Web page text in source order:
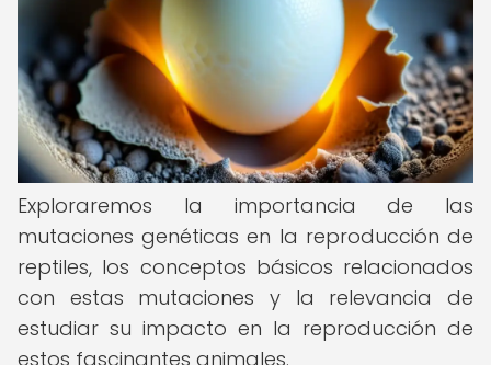
Exploraremos la importancia de las
mutaciones genéticas en la reproducción de
reptiles, los conceptos básicos relacionados
con estas mutaciones y la relevancia de
estudiar su impacto en la reproducción de
estos fascinantes animales.